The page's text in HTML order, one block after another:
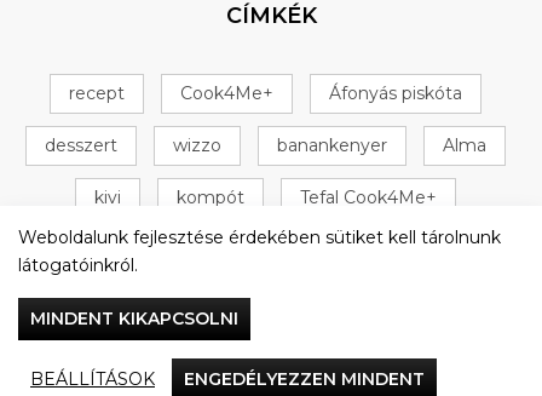
CÍMKÉK
recept Cook4Me+ Áfonyás piskóta
desszert wizzo banankenyer Alma
kivi kompót Tefal Cook4Me+
+ 16 következő
Weboldalunk fejlesztése érdekében sütiket kell tárolnunk
látogatóinkról.
MINDENT KIKAPCSOLNI
BEÁLLÍTÁSOK ENGEDÉLYEZZEN MINDENT